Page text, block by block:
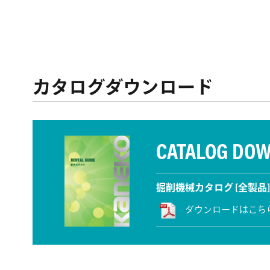
カタログダウンロード
CATALOG
掘削機械カタログ [全製品]
ダウンロードはこち